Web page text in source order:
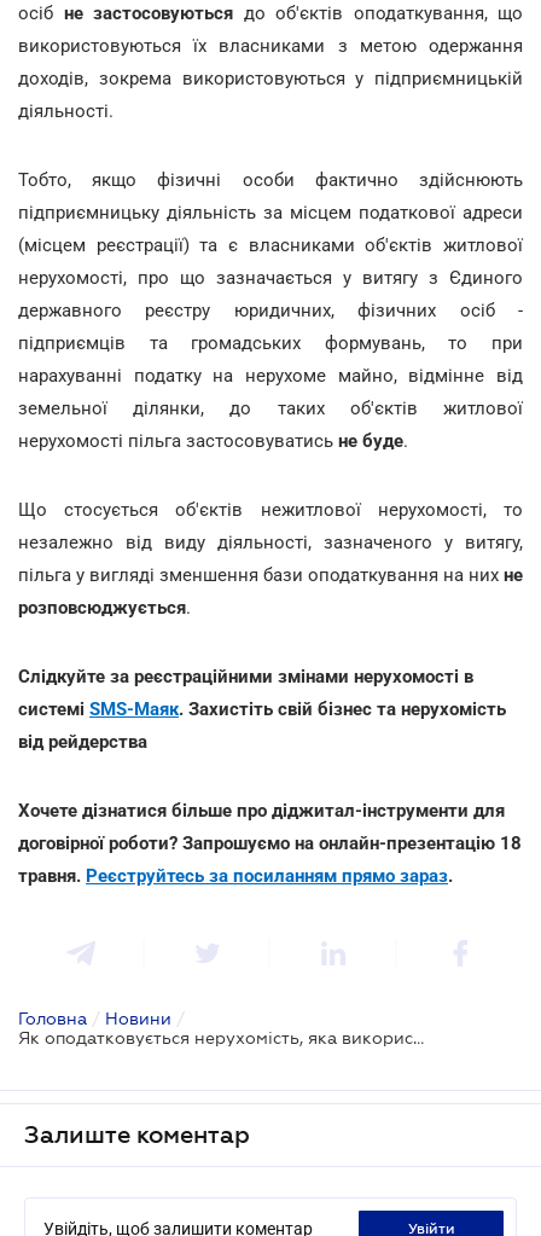
осіб не застосовуються до об'єктів оподаткування, що
використовуються їх власниками з метою одержання
доходів, зокрема використовуються у підприємницькій
діяльності.
Тобто, якщо фізичні особи фактично здійснюють
підприємницьку діяльність за місцем податкової адреси
(місцем реєстрації) та є власниками об'єктів житлової
нерухомості, про що зазначається у витягу з Єдиного
державного реєстру юридичних, фізичних осіб -
підприємців та громадських формувань, то при
нарахуванні податку на нерухоме майно, відмінне від
земельної ділянки, до таких об'єктів житлової
нерухомості пільга застосовуватись не буде.
Що стосується об'єктів нежитлової нерухомості, то
незалежно від виду діяльності, зазначеного у витягу,
пільга у вигляді зменшення бази оподаткування на них не
розповсюджується.
Слідкуйте за реєстраційними змінами нерухомості в
системі SMS-Маяк. Захистіть свій бізнес та нерухомість
від рейдерства
Хочете дізнатися більше про діджитал-інструменти для
договірної роботи? Запрошуємо на онлайн-презентацію 18
травня. Реєструйтесь за посиланням прямо зараз.
Головна / Новини /
Як оподатковується нерухомість, яка використовується підприємцем у господарській діяльності
Залиште коментар
Увійдіть, щоб залишити коментар увійти